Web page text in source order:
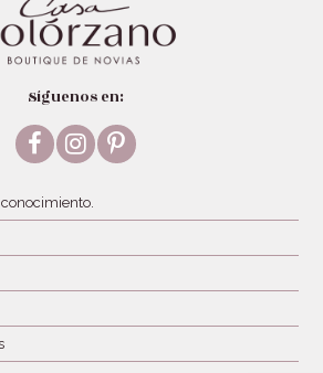
Síguenos en:
FacebookInstagram
Pinterest